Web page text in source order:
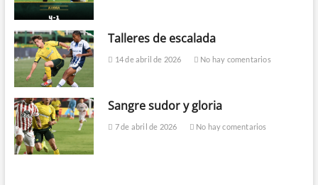
Talleres de escalada
14 de abril de 2026 No hay comentarios
Sangre sudor y gloria
7 de abril de 2026 No hay comentarios